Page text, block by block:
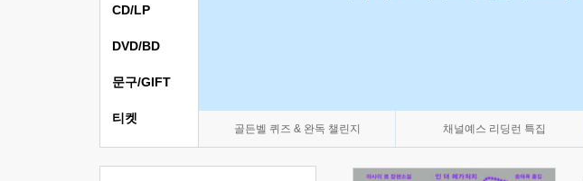
골든벨 퀴즈 & 완독 챌린지 채널예스 리딩런 특집
CD/LP
DVD/BD
문구/GIFT
티켓